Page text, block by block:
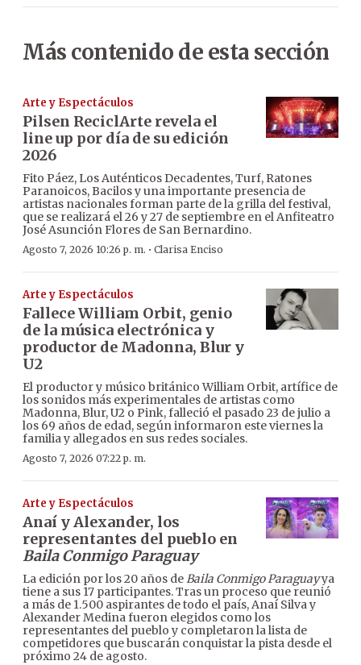
Más contenido de esta sección
Arte y Espectáculos
Pilsen ReciclArte revela el
line up por día de su edición
2026
Fito Páez, Los Auténticos Decadentes, Turf, Ratones
Paranoicos, Bacilos y una importante presencia de
artistas nacionales forman parte de la grilla del festival,
que se realizará el 26 y 27 de septiembre en el Anfiteatro
José Asunción Flores de San Bernardino.
Agosto 7, 2026 10:26 p. m. · Clarisa Enciso
Arte y Espectáculos
Fallece William Orbit, genio
de la música electrónica y
productor de Madonna, Blur y
U2
El productor y músico británico William Orbit, artífice de
los sonidos más experimentales de artistas como
Madonna, Blur, U2 o Pink, falleció el pasado 23 de julio a
los 69 años de edad, según informaron este viernes la
familia y allegados en sus redes sociales.
Agosto 7, 2026 07:22 p. m.
Arte y Espectáculos
Anaí y Alexander, los
representantes del pueblo en
Baila Conmigo Paraguay
La edición por los 20 años deBaila Conmigo Paraguayya
tiene a sus 17 participantes. Tras un proceso que reunió
a más de 1.500 aspirantes de todo el país, Anaí Silva y
Alexander Medina fueron elegidos como los
representantes del pueblo y completaron la lista de
competidores que buscarán conquistar la pista desde el
próximo 24 de agosto.